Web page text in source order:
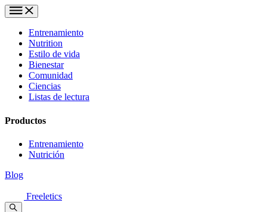
Entrenamiento
Nutrition
Estilo de vida
Bienestar
Comunidad
Ciencias
Listas de lectura
Productos
Entrenamiento
Nutrición
Blog
Freeletics